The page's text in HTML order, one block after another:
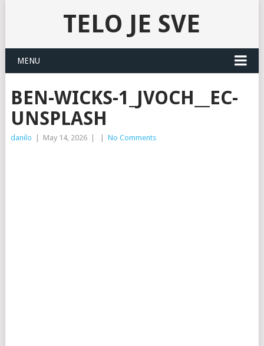
TELO JE SVE
MENU
BEN-WICKS-1_JVOCH__EC-
UNSPLASH
danilo May 14, 2026 No Comments